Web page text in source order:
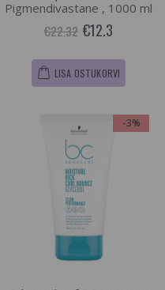
Pigmendivastane , 1000 ml
€22.32 €12.3
LISA OSTUKORVI
-3%